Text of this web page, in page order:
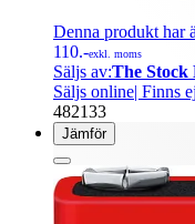
Denna produkt har
110.-exkl. moms
Säljs av:The Stock
Säljs online| Finns
482133
Jämför